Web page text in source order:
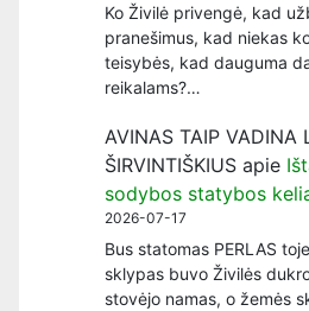
Ko Živilė privengė, kad
pranešimus, kad niekas
teisybės, kad dauguma
reikalams?…
AVINAS TAIP VADINA
ŠIRVINTIŠKIUS apie
sodybos statybos
2026-07-17
Bus statomas PERLAS
sklypas buvo Živilės
stovėjo namas, o žemės